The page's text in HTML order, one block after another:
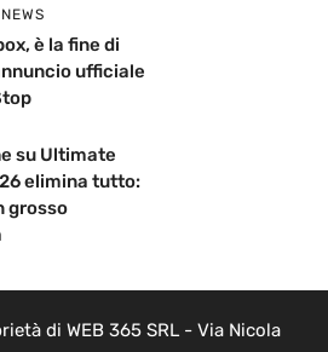
NEWS
è la fine di
ufficiale
su Ultimate
elimina tutto:
grosso
di WEB 365 SRL - Via Nicola